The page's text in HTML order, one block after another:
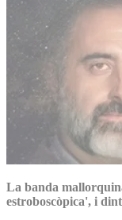
La banda
estroboscòpica', i